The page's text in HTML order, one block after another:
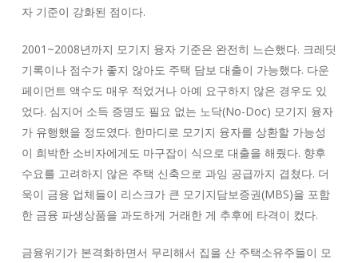
자 기준이 강화된 점이다.
2001~2008년까지 모기지 융자 기준은 완전히 느슨했다. 크레딧
기록이나 점수가 좋지 않아도 주택 담보 대출이 가능했다. 다운
페이먼트 액수도 매우 적었거나 아예 요구하지 않은 경우도 있
었다. 심지어 소득 증명도 필요 없는 노닥(No-Doc) 모기지 융자
가 유행했을 정도였다. 한마디로 모기지 융자를 상환할 가능성
이 희박한 소비자에게도 마구잡이 식으로 대출을 해줬다. 향후
수요를 고려하지 않은 주택 신축으로 과잉 공급까지 겹쳤다. 더
욱이 금융 업체들이 리스크가 큰 모기지담보증권(MBS)을 포함
한 금융 파생상품을 과도하게 거래한 게 추후에 타격이 컸다.
금융위기가 본격화하면서 무리해서 집을 산 주택소유주들이 모